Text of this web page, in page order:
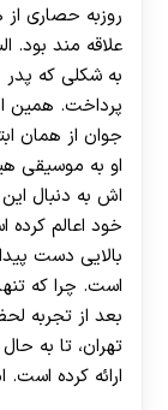
روزبه حصاری
علاقه مند بود.
به شکلی که
پرداخت. همین
جوان از همان
او به موسیقی
اش به دنبال
خود اعالم
بالایی دست
است. چرا که
بعد از تجربه
تهران، تا به
ارائه کرده است.